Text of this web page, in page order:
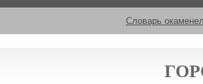
Словарь